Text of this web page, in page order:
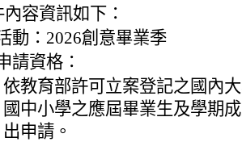
容資訊如下：
動：2026創意畢業季
請資格：
依教育部許可立案登記之國內
國中小學之應屆畢業生及學期
出申請。